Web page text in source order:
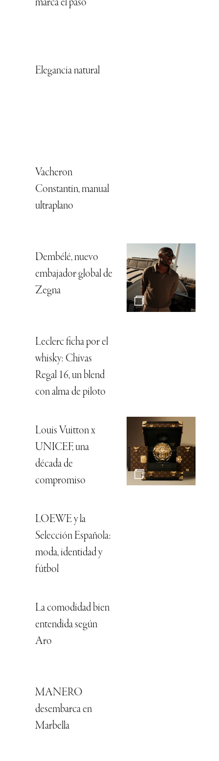
marca el paso
Elegancia natural
Vacheron
Constantin, manual
ultraplano
Dembélé, nuevo
embajador global de
Zegna
Leclerc ficha por el
whisky: Chivas
Regal 16, un blend
con alma de piloto
Louis Vuitton x
UNICEF, una
década de
compromiso
LOEWE y la
Selección Española:
moda, identidad y
fútbol
La comodidad bien
entendida según
Aro
MANERO
desembarca en
Marbella